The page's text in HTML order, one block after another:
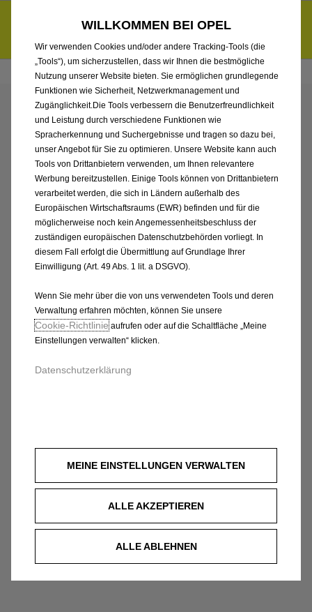
6.000 € staatliche Förderungsprämie für E-Autos und Plug-in-
Hybride. Mehr erfahren >>
ENTDECKEN SIE ALLE
GRANDLAND
VORFÜHRWAGEN MIT
BENZIN / MILD-HYBRID
ANTRIEB VON AMZ
INGOLSTADT GMBH
WILLKOMMEN BEI OPEL
Wir verwenden Cookies und/oder andere Tracking-Tools (die
„Tools“), um sicherzustellen, dass wir Ihnen die bestmögliche
Nutzung unserer Website bieten. Sie ermöglichen grundlegende
Funktionen wie Sicherheit, Netzwerkmanagement und
Zugänglichkeit.Die Tools verbessern die Benutzerfreundlichkeit
und Leistung durch verschiedene Funktionen wie
Spracherkennung und Suchergebnisse und tragen so dazu bei,
unser Angebot für Sie zu optimieren. Unsere Website kann auch
Tools von Drittanbietern verwenden, um Ihnen relevantere
Werbung bereitzustellen. Einige Tools können von Drittanbietern
verarbeitet werden, die sich in Ländern außerhalb des
Europäischen Wirtschaftsraums (EWR) befinden und für die
möglicherweise noch kein Angemessenheitsbeschluss der
zuständigen europäischen Datenschutzbehörden vorliegt. In
diesem Fall erfolgt die Übermittlung auf Grundlage Ihrer
Einwilligung (Art. 49 Abs. 1 lit. a DSGVO).
Wenn Sie mehr über die von uns verwendeten Tools und deren
Verwaltung erfahren möchten, können Sie unsere
Cookie‑Richtlinieaufrufen oder auf die Schaltfläche „Meine
Einstellungen verwalten“ klicken.
Datenschutzerklärung
MEINE EINSTELLUNGEN VERWALTEN
ALLE AKZEPTIEREN
ALLE ABLEHNEN